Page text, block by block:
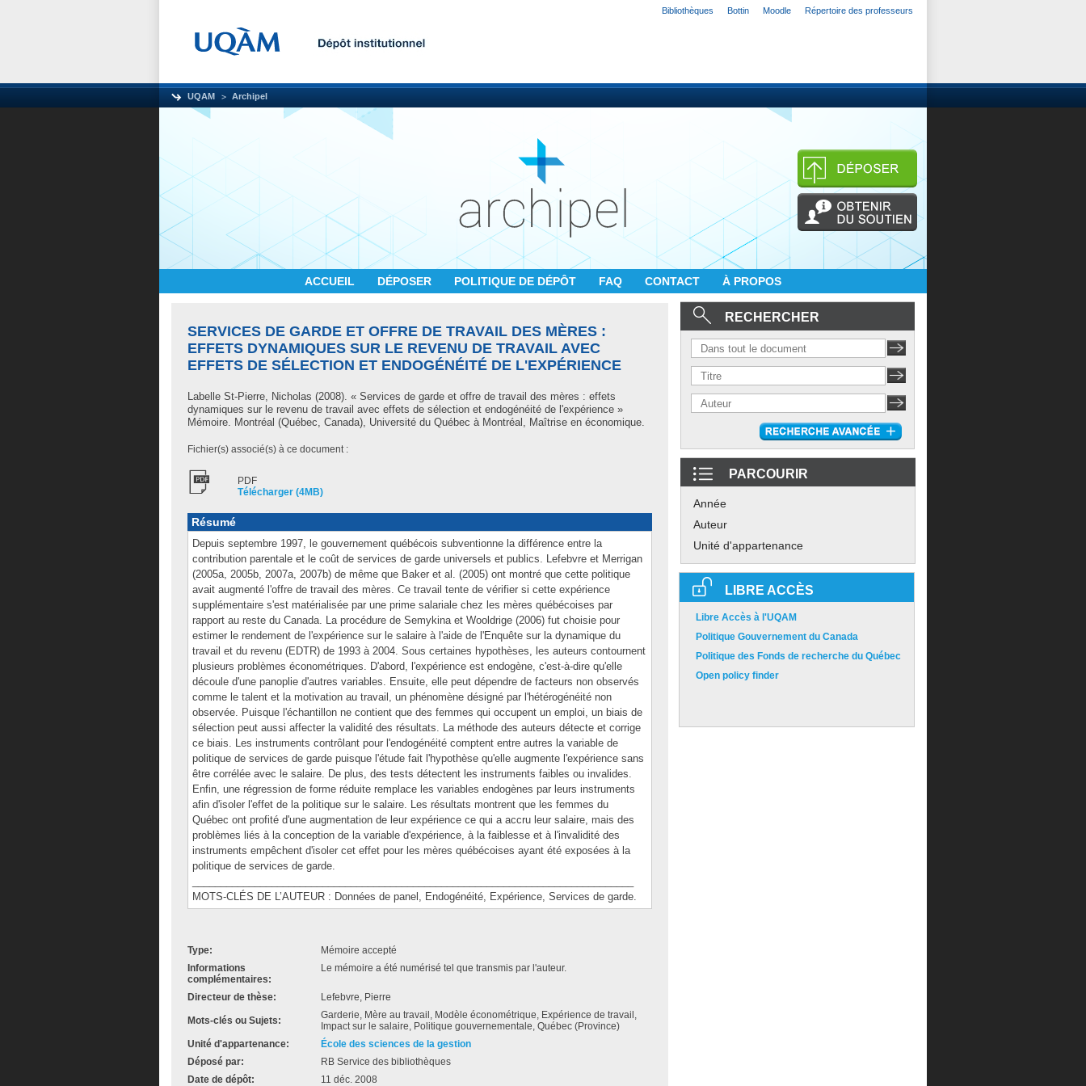
Bibliothèques Bottin Moodle Répertoire des professeurs
UQAM Archipel
ACCUEIL DÉPOSER POLITIQUE DE DÉPÔT FAQ CONTACT À PROPOS
SERVICES DE GARDE ET OFFRE DE TRAVAIL DES MÈRES :
EFFETS DYNAMIQUES SUR LE REVENU DE TRAVAIL AVEC
EFFETS DE SÉLECTION ET ENDOGÉNÉITÉ DE L'EXPÉRIENCE
Labelle St-Pierre, Nicholas (2008). « Services de garde et offre de travail des mères : effets
dynamiques sur le revenu de travail avec effets de sélection et endogénéité de l'expérience »
Mémoire. Montréal (Québec, Canada), Université du Québec à Montréal, Maîtrise en économique.
Fichier(s) associé(s) à ce document :
PDF
Télécharger (4MB)
Résumé
Depuis septembre 1997, le gouvernement québécois subventionne la différence entre la
contribution parentale et le coût de services de garde universels et publics. Lefebvre et Merrigan
(2005a, 2005b, 2007a, 2007b) de même que Baker et al. (2005) ont montré que cette politique
avait augmenté l'offre de travail des mères. Ce travail tente de vérifier si cette expérience
supplémentaire s'est matérialisée par une prime salariale chez les mères québécoises par
rapport au reste du Canada. La procédure de Semykina et Wooldrige (2006) fut choisie pour
estimer le rendement de l'expérience sur le salaire à l'aide de l'Enquête sur la dynamique du
travail et du revenu (EDTR) de 1993 à 2004. Sous certaines hypothèses, les auteurs contournent
plusieurs problèmes économétriques. D'abord, l'expérience est endogène, c'est-à-dire qu'elle
découle d'une panoplie d'autres variables. Ensuite, elle peut dépendre de facteurs non observés
comme le talent et la motivation au travail, un phénomène désigné par l'hétérogénéité non
observée. Puisque l'échantillon ne contient que des femmes qui occupent un emploi, un biais de
sélection peut aussi affecter la validité des résultats. La méthode des auteurs détecte et corrige
ce biais. Les instruments contrôlant pour l'endogénéité comptent entre autres la variable de
politique de services de garde puisque l'étude fait l'hypothèse qu'elle augmente l'expérience sans
être corrélée avec le salaire. De plus, des tests détectent les instruments faibles ou invalides.
Enfin, une régression de forme réduite remplace les variables endogènes par leurs instruments
afin d'isoler l'effet de la politique sur le salaire. Les résultats montrent que les femmes du
Québec ont profité d'une augmentation de leur expérience ce qui a accru leur salaire, mais des
problèmes liés à la conception de la variable d'expérience, à la faiblesse et à l'invalidité des
instruments empêchent d'isoler cet effet pour les mères québécoises ayant été exposées à la
politique de services de garde.
MOTS-CLÉS DE L’AUTEUR : Données de panel, Endogénéité, Expérience, Services de garde.
Type:
Mémoire accepté
Informations
complémentaires:
Le mémoire a été numérisé tel que transmis par l'auteur.
Directeur de thèse: Lefebvre, Pierre
Mots-clés ou Sujets:
Garderie, Mère au travail, Modèle économétrique, Expérience de travail,
Impact sur le salaire, Politique gouvernementale, Québec (Province)
Unité d'appartenance:
École des sciences de la gestion
Déposé par:
RB Service des bibliothèques
Date de dépôt:
11 déc. 2008
RECHERCHER
PARCOURIR
Année
Auteur
Unité d'appartenance
LIBRE ACCÈS
Libre Accès à l'UQAM
Politique Gouvernement du Canada
Politique des Fonds de recherche du Québec
Open policy finder